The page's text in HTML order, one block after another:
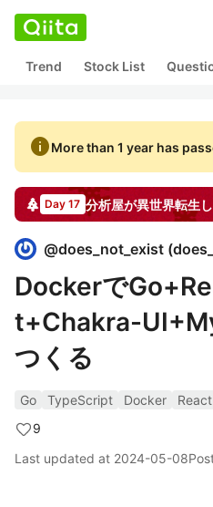
Trend Stock List
infoMore than 1 year has
Day 17 分析屋が異世界転生
@does_not_exist (
Dockerで
t+Chakra-
つくる
Go TypeScript Docker React
9
Last updated at 2024-05-08